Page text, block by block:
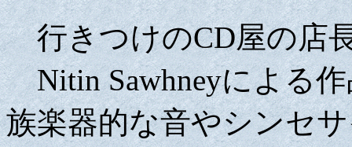
行きつけのCD屋の店
Nitin Sawhneyによる作
族楽器的な音やシンセ